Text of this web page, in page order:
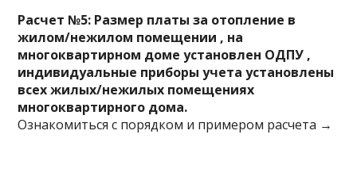
Расчет №5: Размер платы за отопление в
жилом/нежилом помещении , на
многоквартирном доме установлен ОДПУ ,
индивидуальные приборы учета установлены
всех жилых/нежилых помещениях
многоквартирного дома.
Ознакомиться с порядком и примером расчета →